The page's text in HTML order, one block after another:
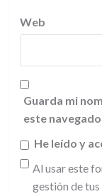
Web
Guarda mi
este
He leído y
Al usar este
gestión de